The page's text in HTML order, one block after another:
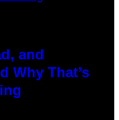
and
Why That’s